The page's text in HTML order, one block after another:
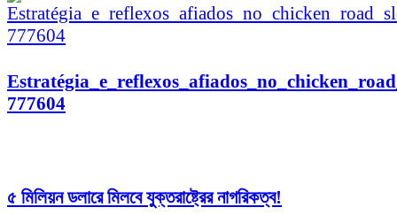
777604
৫ মিলিয়ন ডলারে মিলবে যুক্তরাষ্ট্রের নাগরিকত্ব!